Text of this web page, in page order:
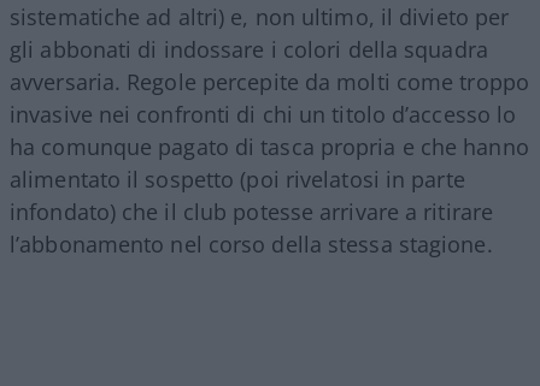
sistematiche ad altri) e, non ultimo, il divieto per
gli abbonati di indossare i colori della squadra
avversaria. Regole percepite da molti come troppo
invasive nei confronti di chi un titolo d’accesso lo
ha comunque pagato di tasca propria e che hanno
alimentato il sospetto (poi rivelatosi in parte
infondato) che il club potesse arrivare a ritirare
l’abbonamento nel corso della stessa stagione.